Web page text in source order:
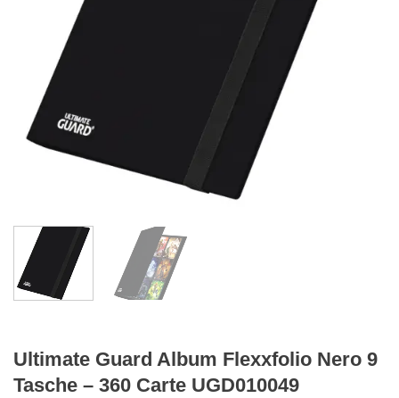
Ultimate Guard Album Flexxfolio Nero 9
Tasche – 360 Carte UGD010049